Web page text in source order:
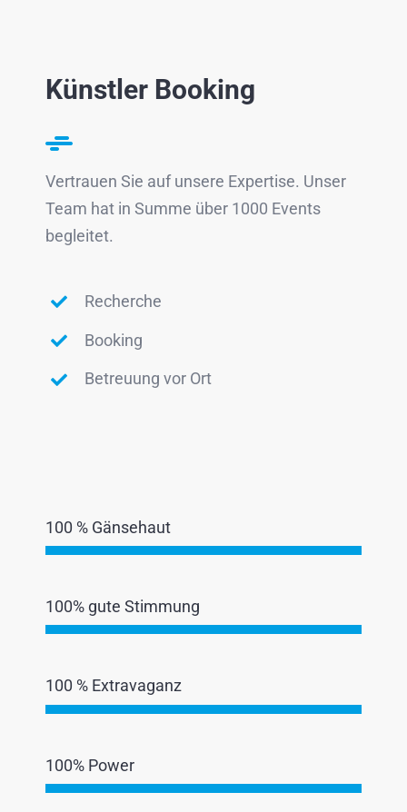
Künstler Booking
Vertrauen Sie auf unsere Expertise. Unser
Team hat in Summe über 1000 Events
begleitet.
Recherche
Booking
Betreuung vor Ort
100 % Gänsehaut
100% gute Stimmung
100 % Extravaganz
100% Power